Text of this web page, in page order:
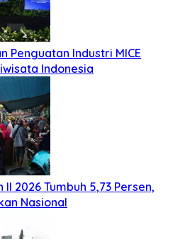
Penguatan Industri MICE
Indonesia
2026 Tumbuh 5,73 Persen,
Nasional